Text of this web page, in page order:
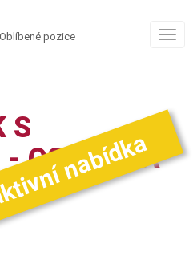
Oblíbené pozice
S
- OSTRAVA
+nabídka